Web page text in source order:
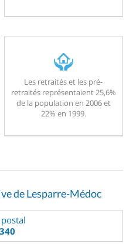
Les retraités et les pré-
retraités représentaient 25,6%
de la population en 2006 et
22% en 1999.
de Lesparre-Médoc